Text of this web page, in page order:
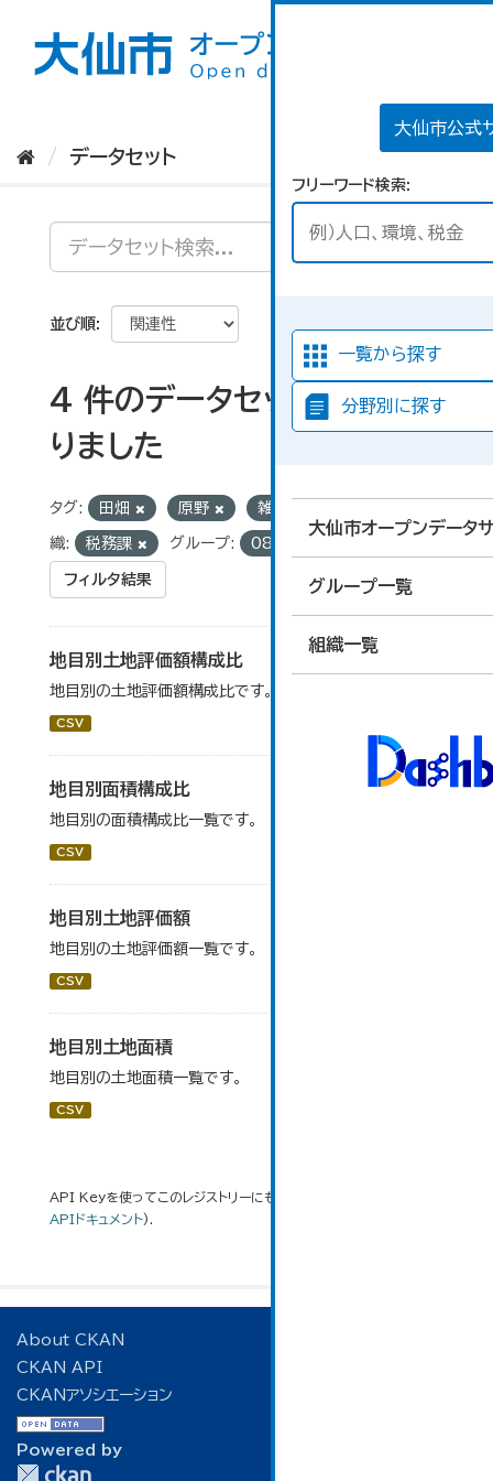
大仙市公式
フリーワード検索
一覧から探す
分野別に探す
大仙市オープンデータ
グループ一覧
組織一覧
データセット
並び順
4 件のデータセットが見つか
りました
タグ: 田畑 原野 雑種地
織: 税務課 グループ: 08_住宅・土地・建設
フィルタ結果
地目別土地評価額構成比
地目別の土地評価額構成比です。
CSV
地目別面積構成比
地目別の面積構成比一覧です。
CSV
地目別土地評価額
地目別の土地評価額一覧です。
CSV
地目別土地面積
地目別の土地面積一覧です。
CSV
API Keyを使ってこのレジストリーにもアクセス可能です
APIドキュメント).
About CKAN
CKAN API
CKANアソシエーション
Powered by